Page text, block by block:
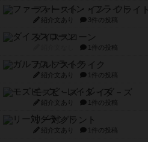
ファースト・イン・フライト
紹介文あり 3件の投稿
ダイススローン
1件の投稿
ガルフストライク
紹介文あり 1件の投稿
モズビ－ズ・レイダ－ズ
紹介文あり 1件の投稿
リー対グラント
紹介文あり 1件の投稿